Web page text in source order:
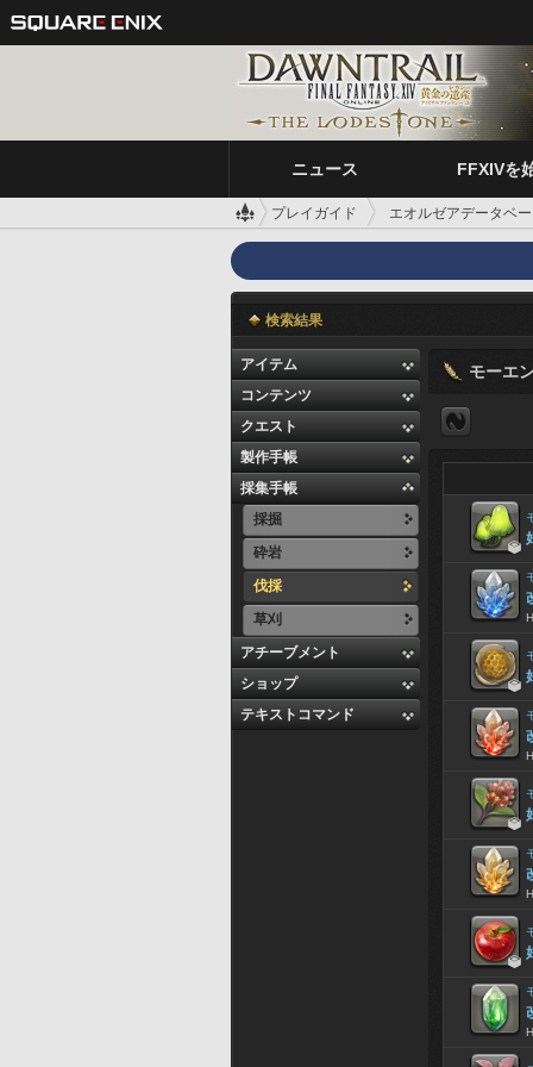
ニュース FFXIVを
プレイガイド エオルゼアデータベ
検索結果
アイテム
コンテンツ
クエスト
製作手帳
採集手帳
採掘
砕岩
伐採
草刈
アチーブメント
ショップ
テキストコマンド
モーエ



